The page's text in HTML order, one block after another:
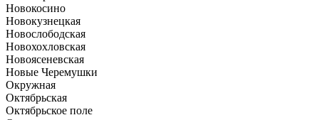
Новокосино
Новокузнецкая
Новослободская
Новохохловская
Новоясеневская
Новые Черемушки
Окружная
Октябрьская
Октябрьское поле